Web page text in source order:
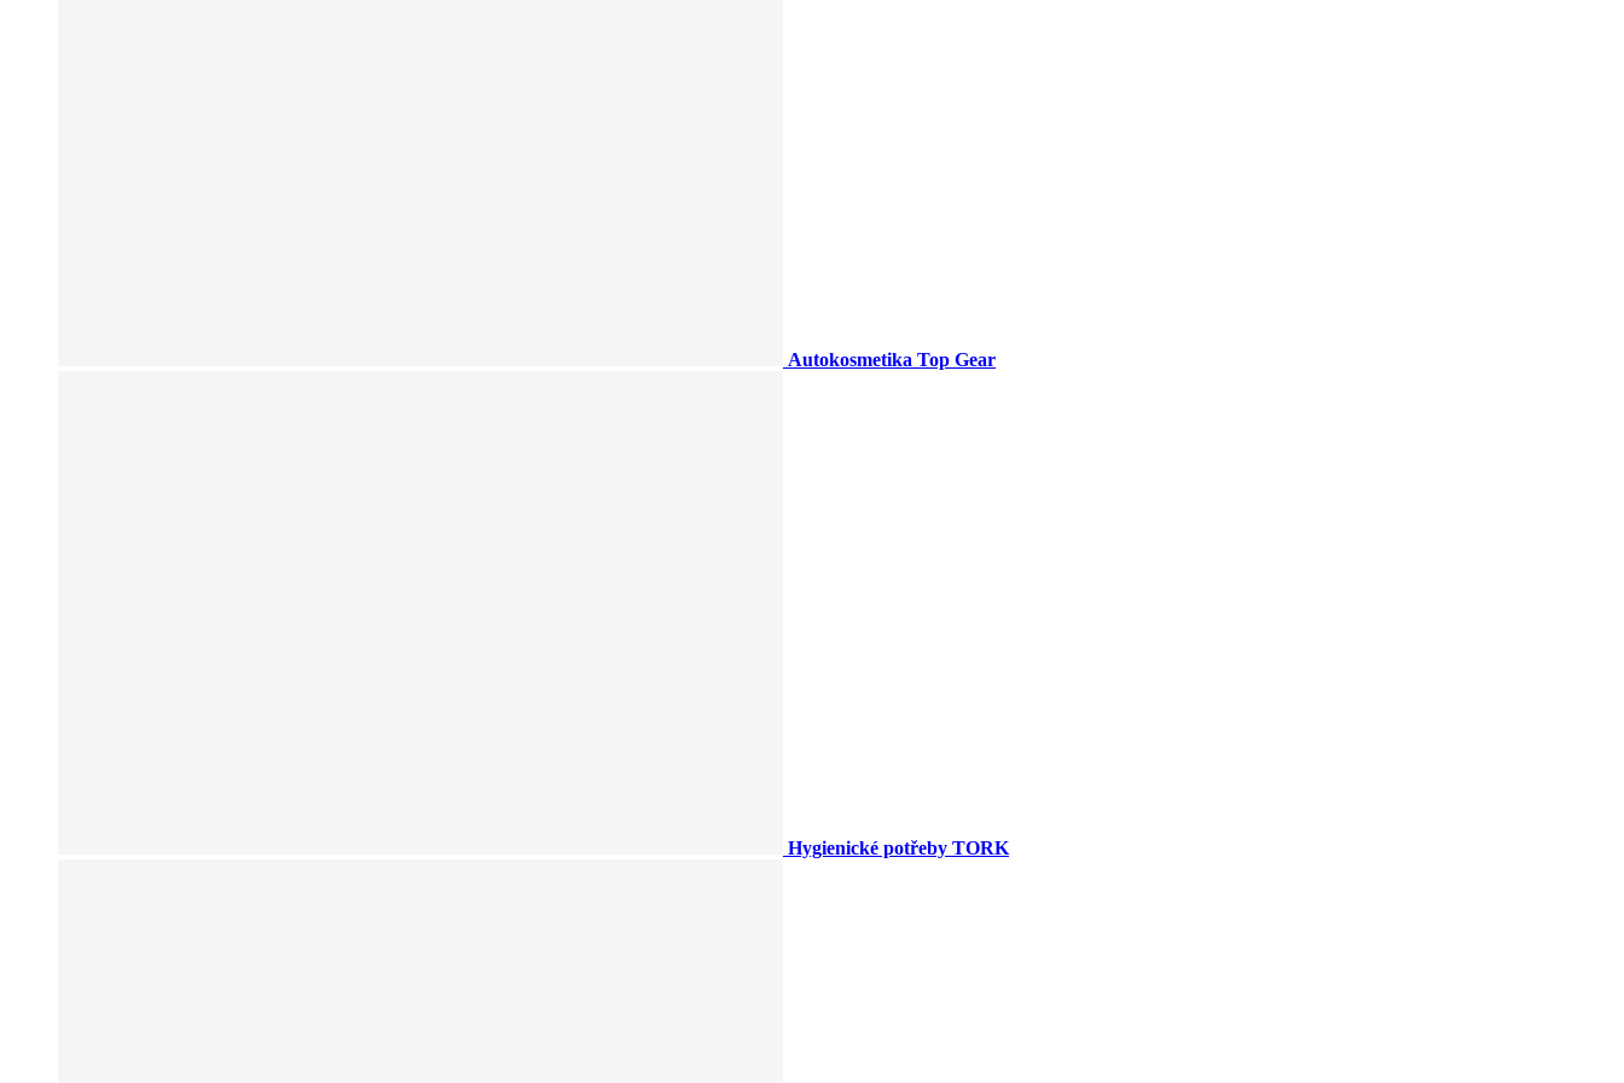
Autokosmetika Top Gear
Hygienické potřeby TORK